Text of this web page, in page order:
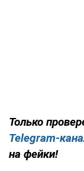
Только
Telegram-
на фейки!